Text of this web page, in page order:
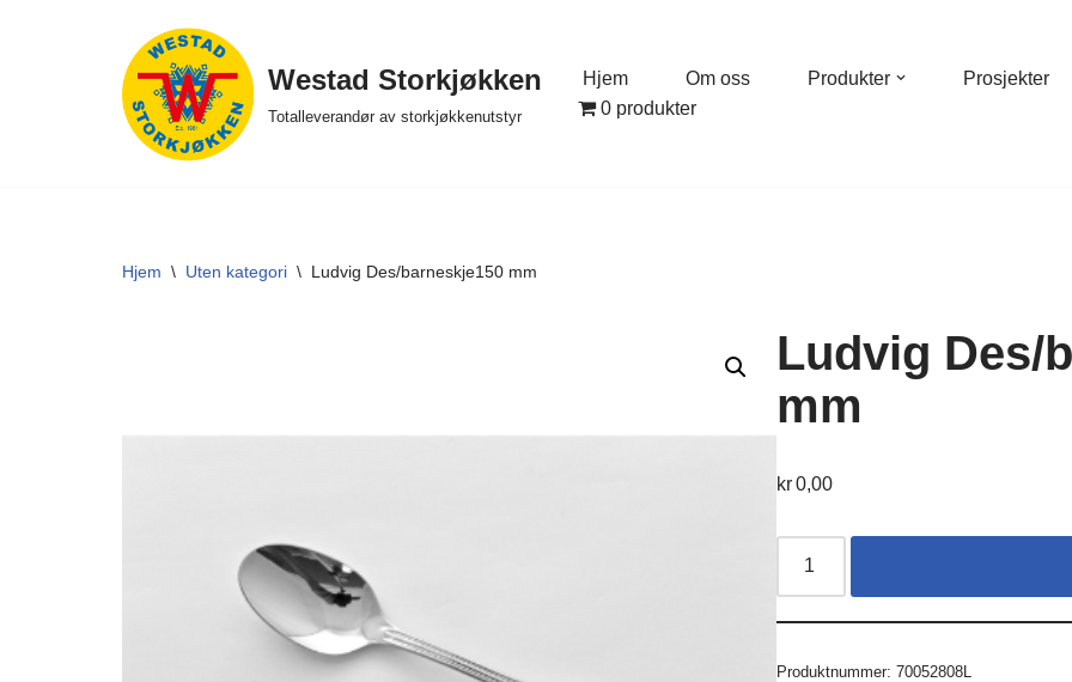
Westad Storkjøkken
Totalleverandør av storkjøkkenutstyr
Hjem Om oss Produkter Prosjekter
0 produkter
Hjem \ Uten kategori \ Ludvig Des/barneskje150 mm
Ludvig Des/
mm
kr0,00
Produktnummer:70052808L